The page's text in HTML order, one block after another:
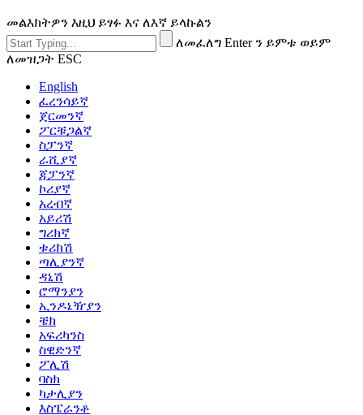
መልእክትዎን እዚህ ይፃፉ እና ለእኛ ይላኩልን
ለመፈለግ Enter ን ይምቱ ወይም
ለመዝጋት ESC
English
ፈረንሳይኛ
ጀርመንኛ
ፖርቹጋልኛ
ስፓንኛ
ራሺያኛ
ጃፓንኛ
ኮሪያኛ
አረብኛ
አይሪሽ
ግሪክኛ
ቱሪክሽ
ጣሊያንኛ
ዳኒሽ
ሮማንያን
ኢንዶኔዥያን
ቼክ
አፍሪካንስ
ስዊድንኛ
ፖሊሽ
ባስክ
ካታሊያን
እስፔራንቶ